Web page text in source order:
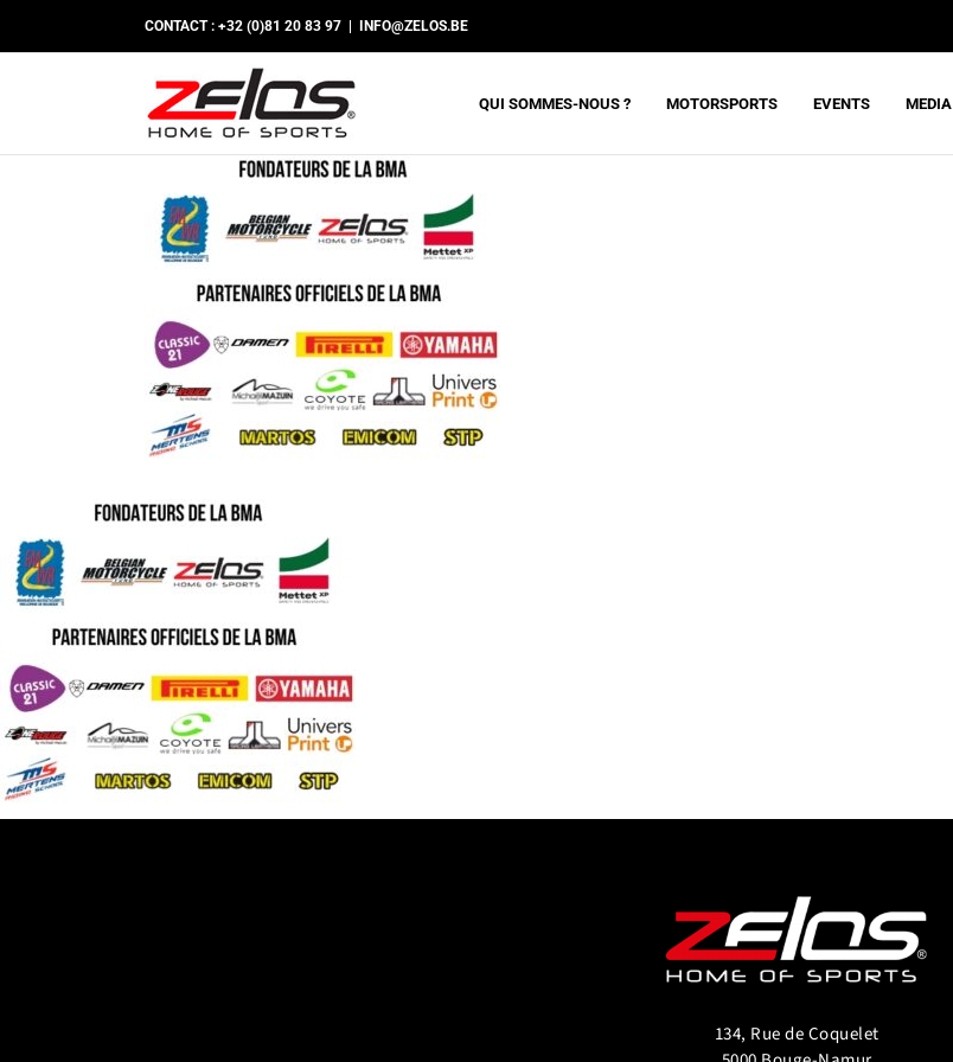
contenu
CONTACT : +32 (0)81 20 83 97 INFO@ZELOS.BE
QUI SOMMES-NOUS ? MOTORSPORTS EVENTS MEDIA
134, Rue de Coquelet